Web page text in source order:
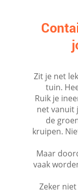
Zit je net
tuin.
Ruik je
net vanuit
de
kruipen.
Maar
vaak
Zeker